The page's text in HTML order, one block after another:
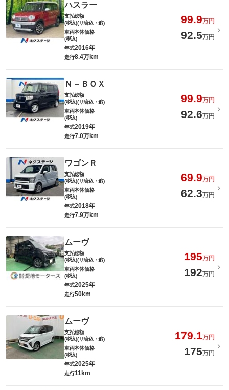
ハスラー
支払総額
(税込)(リ済込・追)
99.9万円
車両本体価格
(税込)
92.5万円
年式2016年
走行8.4万km
Ｎ－ＢＯＸ
支払総額
(税込)(リ済込・追)
99.9万円
車両本体価格
(税込)
92.6万円
年式2019年
走行7.0万km
ワゴンＲ
支払総額
(税込)(リ済込・追)
69.9万円
車両本体価格
(税込)
62.3万円
年式2018年
走行7.9万km
ムーヴ
支払総額
(税込)(リ済込・追)
195万円
車両本体価格
(税込)
192万円
年式2025年
走行50km
ムーヴ
支払総額
(税込)(リ済込・追)
179.1万円
車両本体価格
(税込)
175万円
年式2025年
走行11km